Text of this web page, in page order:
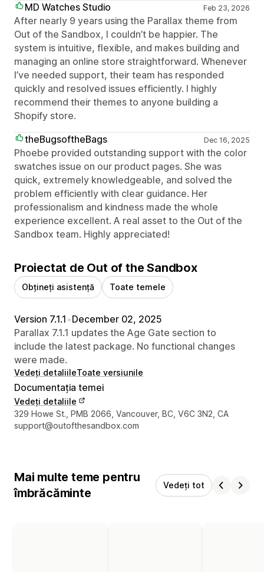
MD Watches Studio
Feb 23, 2026
After nearly 9 years using the Parallax theme from
Out of the Sandbox, I couldn’t be happier. The
system is intuitive, flexible, and makes building and
managing an online store straightforward. Whenever
I’ve needed support, their team has responded
quickly and resolved issues efficiently. I highly
recommend their themes to anyone building a
Shopify store.
theBugsoftheBags
Dec 16, 2025
Phoebe provided outstanding support with the color
swatches issue on our product pages. She was
quick, extremely knowledgeable, and solved the
problem efficiently with clear guidance. Her
professionalism and kindness made the whole
experience excellent. A real asset to the Out of the
Sandbox team. Highly appreciated!
Proiectat de Out of the Sandbox
Obțineți asistență Toate temele
Version 7.1.1 •December 02, 2025
Parallax 7.1.1 updates the Age Gate section to
include the latest package. No functional changes
were made.
Vedeți detaliileToate versiunile
Documentația temei
Vedeți detaliile
Detaliile de contact ale designerului
329 Howe St., PMB 2066, Vancouver, BC, V6C 3N2, CA
support@outofthesandbox.com
Mai multe teme pentru
îmbrăcăminte
Vedeți tot